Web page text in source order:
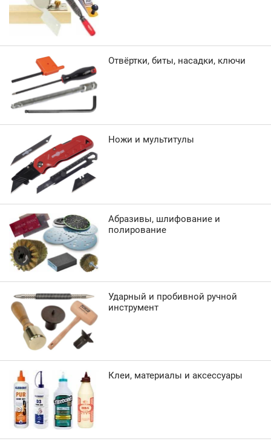
Отвёртки, биты, насадки, ключи
Ножи и мультитулы
Абразивы, шлифование и
полирование
Ударный и пробивной ручной
инструмент
Клеи, материалы и аксессуары